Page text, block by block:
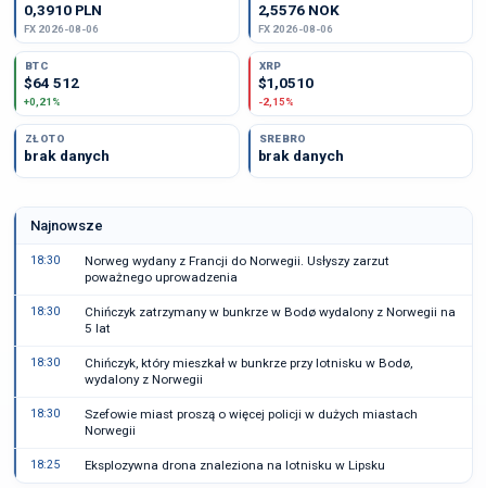
0,3910 PLN
FX 2026-08-06
2,5576 NOK
FX 2026-08-06
BTC
$64 512
+0,21%
XRP
$1,0510
-2,15%
ZŁOTO
brak danych
SREBRO
brak danych
Najnowsze
18:30
Norweg wydany z Francji do Norwegii. Usłyszy zarzut
poważnego uprowadzenia
18:30
Chińczyk zatrzymany w bunkrze w Bodø wydalony z Norwegii na
5 lat
18:30
Chińczyk, który mieszkał w bunkrze przy lotnisku w Bodø,
wydalony z Norwegii
18:30
Szefowie miast proszą o więcej policji w dużych miastach
Norwegii
18:25 Eksplozywna drona znaleziona na lotnisku w Lipsku